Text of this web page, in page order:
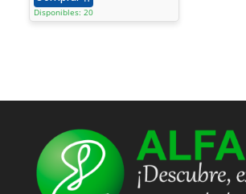
Disponibles: 20